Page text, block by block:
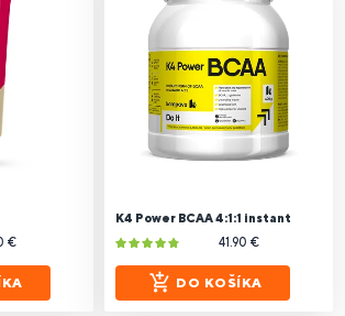
€
K4 Power BCAA 4:1:1 instant
41.90 €
DO KOŠÍKA